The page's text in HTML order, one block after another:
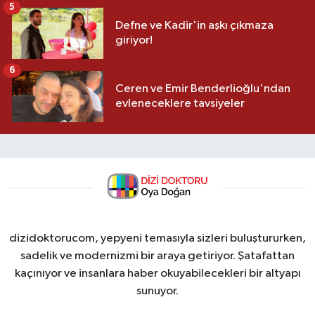
Defne ve Kadir'in aşkı çıkmaza
giriyor!
5
Ceren ve Emir Benderlioğlu'ndan
evleneceklere tavsiyeler
6
dizidoktorucom, yepyeni temasıyla sizleri buluştururken,
sadelik ve modernizmi bir araya getiriyor. Şatafattan
kaçınıyor ve insanlara haber okuyabilecekleri bir altyapı
sunuyor.